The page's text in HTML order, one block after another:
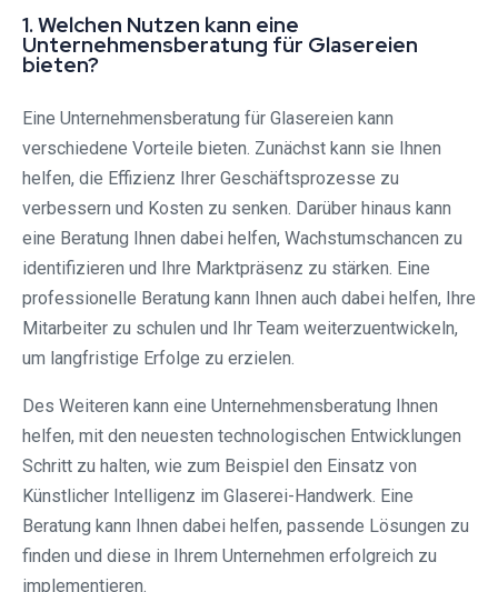
1. Welchen Nutzen kann eine
Unternehmensberatung für Glasereien
bieten?
Eine Unternehmensberatung für Glasereien kann
verschiedene Vorteile bieten. Zunächst kann sie Ihnen
helfen, die Effizienz Ihrer Geschäftsprozesse zu
verbessern und Kosten zu senken. Darüber hinaus kann
eine Beratung Ihnen dabei helfen, Wachstumschancen zu
identifizieren und Ihre Marktpräsenz zu stärken. Eine
professionelle Beratung kann Ihnen auch dabei helfen, Ihre
Mitarbeiter zu schulen und Ihr Team weiterzuentwickeln,
um langfristige Erfolge zu erzielen.
Des Weiteren kann eine Unternehmensberatung Ihnen
helfen, mit den neuesten technologischen Entwicklungen
Schritt zu halten, wie zum Beispiel den Einsatz von
Künstlicher Intelligenz im Glaserei-Handwerk. Eine
Beratung kann Ihnen dabei helfen, passende Lösungen zu
finden und diese in Ihrem Unternehmen erfolgreich zu
implementieren.